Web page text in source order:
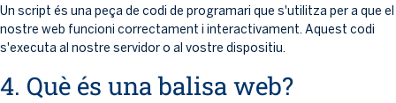
Un script és una peça de codi de programari que s'utilitza per a que el
nostre web funcioni correctament i interactivament. Aquest codi
s'executa al nostre servidor o al vostre dispositiu.
4. Què és una balisa web?